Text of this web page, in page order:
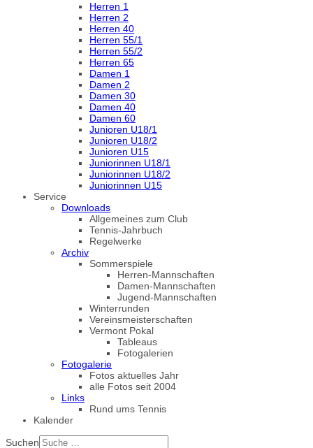
Herren 1
Herren 2
Herren 40
Herren 55/1
Herren 55/2
Herren 65
Damen 1
Damen 2
Damen 30
Damen 40
Damen 60
Junioren U18/1
Junioren U18/2
Junioren U15
Juniorinnen U18/1
Juniorinnen U18/2
Juniorinnen U15
Service
Downloads
Allgemeines zum Club
Tennis-Jahrbuch
Regelwerke
Archiv
Sommerspiele
Herren-Mannschaften
Damen-Mannschaften
Jugend-Mannschaften
Winterrunden
Vereinsmeisterschaften
Vermont Pokal
Tableaus
Fotogalerien
Fotogalerie
Fotos aktuelles Jahr
alle Fotos seit 2004
Links
Rund ums Tennis
Kalender
Suchen